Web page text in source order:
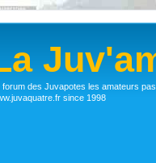
forum des Juvapotes les amateurs
since 1998